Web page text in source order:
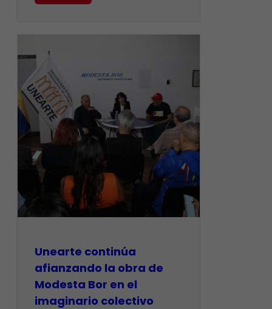
Unearte continúa
afianzando la obra de
Modesta Bor en el
imaginario colectivo